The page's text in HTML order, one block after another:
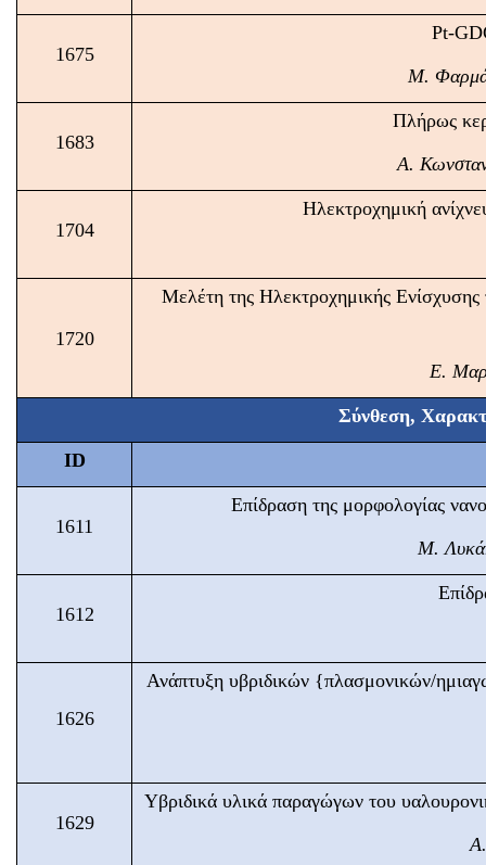
1675
Pt-
Μ.
1683
Πλήρως
Α.
1704
Ηλεκτροχημική
1720
Μελέτη της Ηλεκτροχημικής
Ε.
Σύνθεση,
ID
1611
Επίδραση της μορφολογίας
Μ.
1612
1626
Ανάπτυξη υβριδικών {πλασμονικών/
1629
Υβριδικά υλικά παραγώγων του